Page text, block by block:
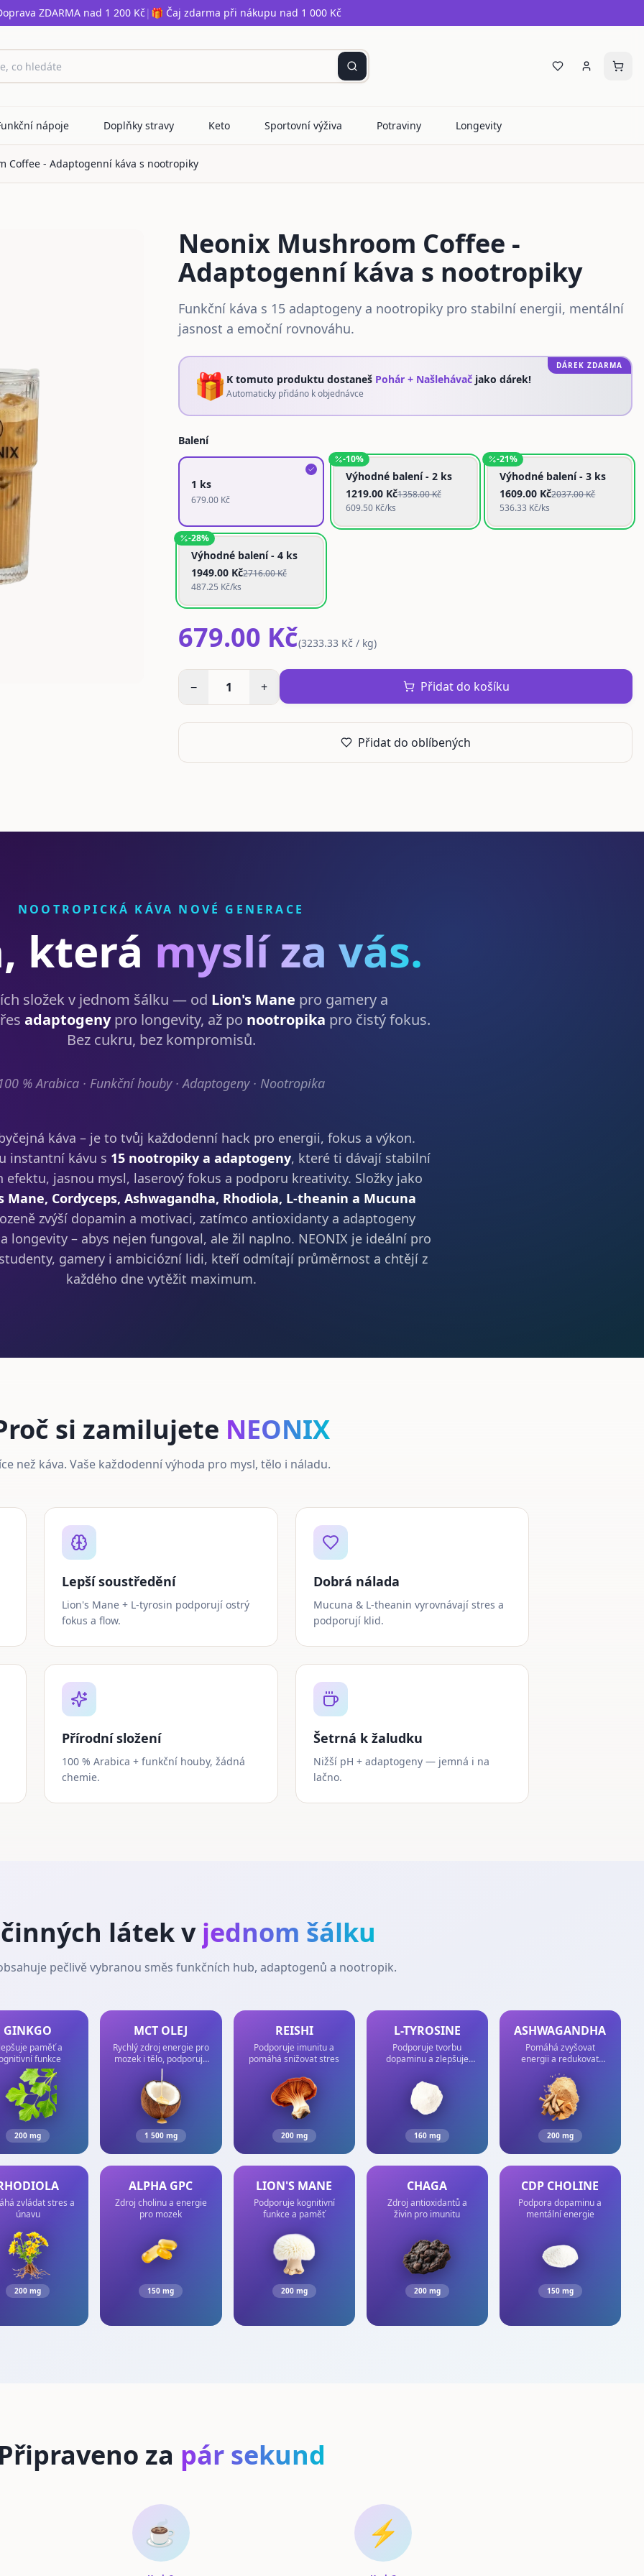
ZDARMA nad 1 200 Kč| 🎁 Čaj zdarma při nákupu nad 1 000 Kč
nápoje Doplňky stravy Keto Sportovní výživa Potraviny Longevity
Coffee - Adaptogenní káva s nootropiky
Neonix Mushroom Coffee -
Adaptogenní káva s nootropiky
Funkční káva s 15 adaptogeny a nootropiky pro stabilní energii, mentální
jasnost a emoční rovnováhu.
DÁREK ZDARMA
🎁 K tomuto produktu dostaneš Pohár + Našlehávač jako dárek!
Automaticky přidáno k objednávce
Balení
1 ks
679.00 Kč
Výhodné balení - 2 ks
1219.00Kč1358.00Kč
609.50Kč/ks
-10%
Výhodné balení - 3 ks
1609.00 Kč2037.00Kč
536.33 Kč/ks
-21%
Výhodné balení - 4 ks
1949.00 Kč2716.00Kč
487.25 Kč/ks
-28%
679.00 Kč(3233.33 Kč / kg)
− 1 + Přidat do košíku
Přidat do oblíbených
NOOTROPICKÁ KÁVA NOVÉ GENERACE
která myslí za vás.
složek v jednom šálku — od Lion's Mane pro gamery a
adaptogenypro longevity, až po nootropika pro čistý fokus.
Bez cukru, bez kompromisů.
% Arabica · Funkční houby · Adaptogeny · Nootropika
káva – je to tvůj každodenní hack pro energii, fokus a výkon.
instantní kávu s 15 nootropiky a adaptogeny, které ti dávají stabilní
efektu, jasnou mysl, laserový fokus a podporu kreativity. Složky jako
Mane, Cordyceps, Ashwagandha, Rhodiola, L-theanin a Mucuna
zvýší dopamin a motivaci, zatímco antioxidanty a adaptogeny
longevity – abys nejen fungoval, ale žil naplno. NEONIX je ideální pro
gamery i ambiciózní lidi, kteří odmítají průměrnost a chtějí z
každého dne vytěžit maximum.
si zamilujete NEONIX
než káva. Vaše každodenní výhoda pro mysl, tělo i náladu.
Lepší soustředění
Lion's Mane + L-tyrosin podporují ostrý
fokus a flow.
Dobrá nálada
Mucuna & L-theanin vyrovnávají stres a
podporují klid.
Přírodní složení
100 % Arabica + funkční houby, žádná
chemie.
Šetrná k žaludku
Nižší pH + adaptogeny — jemná i na
lačno.
látek v jednom šálku
pečlivě vybranou směs funkčních hub, adaptogenů a nootropik.
GINKGO
paměť a
funkce
200 mg
MCT OLEJ
Rychlý zdroj energie pro
mozek i tělo, podporuje
ketózu
1 500 mg
REISHI
Podporuje imunitu a
pomáhá snižovat stres
200 mg
L-TYROSINE
Podporuje tvorbu
dopaminu a zlepšuje
160 mg
ASHWAGANDHA
Pomáhá zvyšovat
energii a redukovat
stres
200 mg
zvládat stres a
únavu
200 mg
ALPHA GPC
Zdroj cholinu a energie
pro mozek
150 mg
LION'S MANE
Podporuje kognitivní
funkce a paměť
200 mg
CHAGA
Zdroj antioxidantů a
živin pro imunitu
200 mg
CDP CHOLINE
Podpora dopaminu a
mentální energie
150 mg
za pár sekund
☕ ⚡